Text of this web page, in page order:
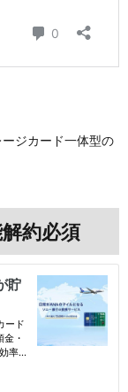
ジカード一体型の
約必須